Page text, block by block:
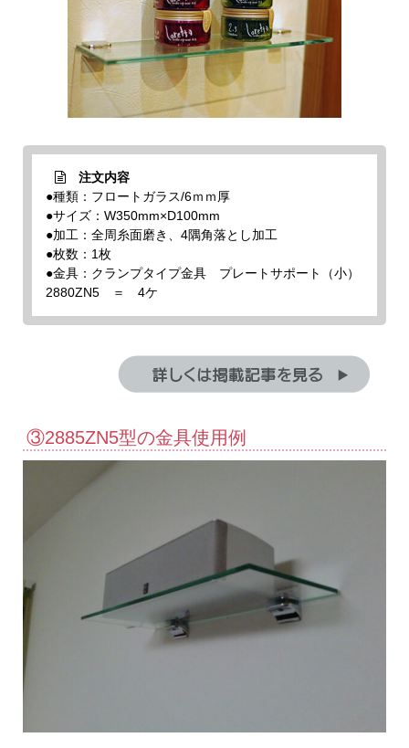
注文内容
●種類：フロートガラス/6ｍｍ厚
●サイズ：W350mm×D100mm
●加工：全周糸面磨き、4隅角落とし加工
●枚数：1枚
●金具：クランプタイプ金具 プレートサポート（小）
2880ZN5 ＝ 4ケ
③2885ZN5型の金具使用例